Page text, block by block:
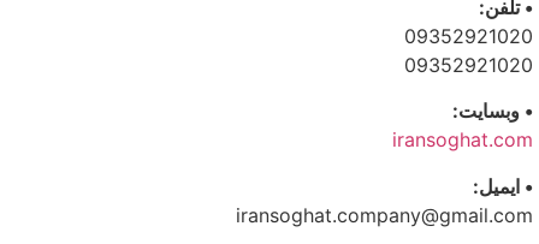
• تلفن:
09352921020
09352921020
• وبسایت:
iransoghat.com
• ایمیل:
iransoghat.company@gmail.com